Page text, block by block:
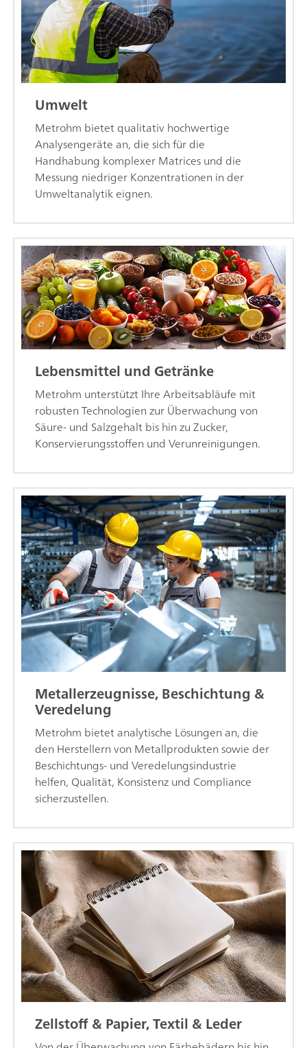
Umwelt
Metrohm bietet qualitativ hochwertige
Analysengeräte an, die sich für die
Handhabung komplexer Matrices und die
Messung niedriger Konzentrationen in der
Umweltanalytik eignen.
Lebensmittel und Getränke
Metrohm unterstützt Ihre Arbeitsabläufe mit
robusten Technologien zur Überwachung von
Säure- und Salzgehalt bis hin zu Zucker,
Konservierungsstoffen und Verunreinigungen.
Metallerzeugnisse, Beschichtung &
Veredelung
Metrohm bietet analytische Lösungen an, die
den Herstellern von Metallprodukten sowie der
Beschichtungs- und Veredelungsindustrie
helfen, Qualität, Konsistenz und Compliance
sicherzustellen.
Zellstoff & Papier, Textil & Leder